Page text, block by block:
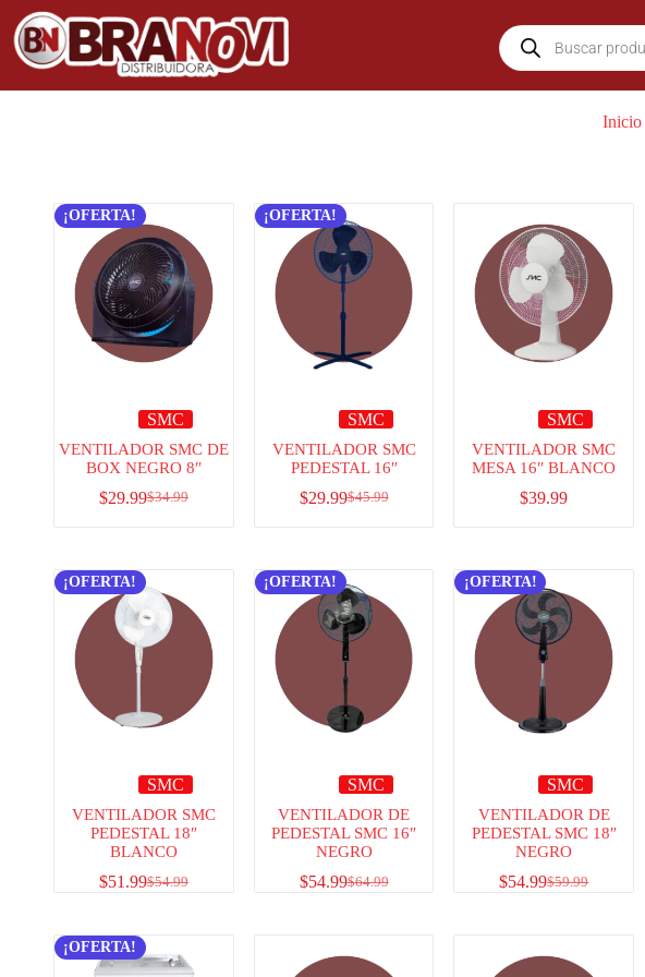
Inicio
¡OFERTA!
SMC
VENTILADOR SMC DE
BOX NEGRO 8″
$34.99
$29.99
¡OFERTA!
SMC
VENTILADOR SMC
PEDESTAL 16″
$45.99
$29.99
SMC
VENTILADOR SMC
MESA 16″ BLANCO
$39.99
¡OFERTA!
SMC
VENTILADOR SMC
PEDESTAL 18″
BLANCO
$54.99
$51.99
¡OFERTA!
SMC
VENTILADOR DE
PEDESTAL SMC 16″
NEGRO
$64.99
$54.99
¡OFERTA!
SMC
VENTILADOR DE
PEDESTAL SMC 18″
NEGRO
$59.99
$54.99
¡OFERTA!